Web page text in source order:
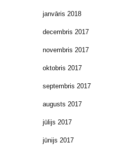
janvāris 2018
decembris 2017
novembris 2017
oktobris 2017
septembris 2017
augusts 2017
jūlijs 2017
jūnijs 2017